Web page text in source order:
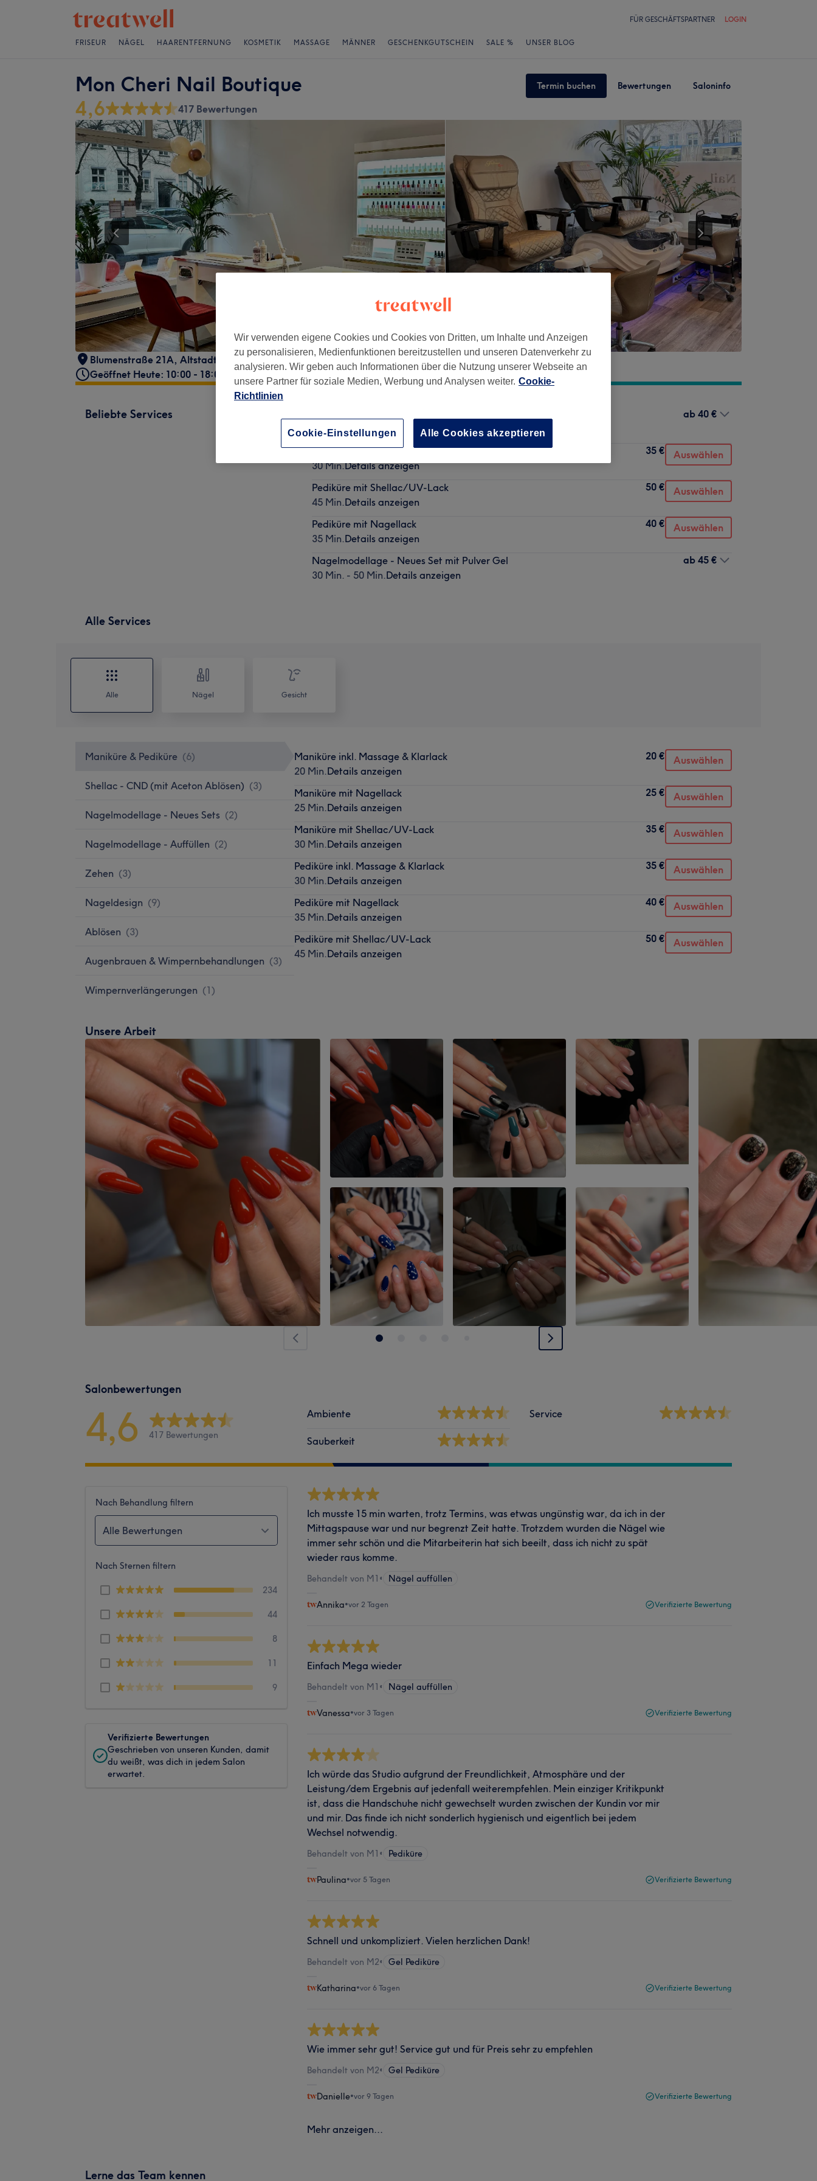
FÜR GESCHÄFTSPARTNER LOGIN
FRISEUR NÄGEL HAARENTFERNUNG KOSMETIK MASSAGE MÄNNER GESCHENKGUTSCHEIN SALE % UNSER BLOG
Mon Cheri Nail Boutique Termin buchen Bewertungen Saloninfo
4,6 417 Bewertungen
Blumenstraße 21A, Altstadt - Lehel, München, 80331
Geöffnet Heute: 10:00 - 18:00
Beliebte Services
30 Min. - 50 Min.Details anzeigen
ab 40 €
Maniküre mit Shellac/UV-Lack
30 Min.Details anzeigen
35 € Auswählen
Pediküre mit Shellac/UV-Lack
45 Min.Details anzeigen
50 € Auswählen
Pediküre mit Nagellack
35 Min.Details anzeigen
40 € Auswählen
Nagelmodellage - Neues Set mit Pulver Gel
30 Min. - 50 Min.Details anzeigen
ab 45 €
Alle Services
Alle Nägel Gesicht
Maniküre & Pediküre (6)
Shellac - CND (mit Aceton Ablösen) (3)
Nagelmodellage - Neues Sets (2)
Nagelmodellage - Auffüllen (2)
Zehen (3)
Nageldesign (9)
Ablösen (3)
Augenbrauen & Wimpernbehandlungen (3)
Wimpernverlängerungen (1)
Maniküre inkl. Massage & Klarlack
20 Min.Details anzeigen
20 € Auswählen
Maniküre mit Nagellack
25 Min.Details anzeigen
25 € Auswählen
Maniküre mit Shellac/UV-Lack
30 Min.Details anzeigen
35 € Auswählen
Pediküre inkl. Massage & Klarlack
30 Min.Details anzeigen
35 € Auswählen
Pediküre mit Nagellack
35 Min.Details anzeigen
40 € Auswählen
Pediküre mit Shellac/UV-Lack
45 Min.Details anzeigen
50 € Auswählen
Unsere Arbeit
Salonbewertungen
4,6 417 Bewertungen
Ambiente
Sauberkeit
Service
Nach Behandlung filtern
Alle Bewertungen
Nach Sternen filtern
234
44
8
11
9
Verifizierte Bewertungen
Geschrieben von unseren Kunden, damit
du weißt, was dich in jedem Salon
erwartet.
Ich musste 15 min warten, trotz Termins, was etwas ungünstig war, da ich in der
Mittagspause war und nur begrenzt Zeit hatte. Trotzdem wurden die Nägel wie
immer sehr schön und die Mitarbeiterin hat sich beeilt, dass ich nicht zu spät
wieder raus komme.
Behandelt von M1 • Nägel auffüllen
Annika•vor 2 Tagen Verifizierte Bewertung
Einfach Mega wieder
Behandelt von M1 • Nägel auffüllen
Vanessa•vor 3 Tagen Verifizierte Bewertung
Ich würde das Studio aufgrund der Freundlichkeit, Atmosphäre und der
Leistung/dem Ergebnis auf jedenfall weiterempfehlen. Mein einziger Kritikpunkt
ist, dass die Handschuhe nicht gewechselt wurden zwischen der Kundin vor mir
und mir. Das finde ich nicht sonderlich hygienisch und eigentlich bei jedem
Wechsel notwendig.
Behandelt von M1 • Pediküre
Paulina•vor 5 Tagen Verifizierte Bewertung
Schnell und unkompliziert. Vielen herzlichen Dank!
Behandelt von M2• Gel Pediküre
Katharina•vor 6 Tagen Verifizierte Bewertung
Wie immer sehr gut! Service gut und für Preis sehr zu empfehlen
Behandelt von M2• Gel Pediküre
Danielle•vor 9 Tagen Verifizierte Bewertung
Mehr anzeigen...
Lerne das Team kennen
Wir verwenden eigene Cookies und Cookies von Dritten, um Inhalte und Anzeigen
zu personalisieren, Medienfunktionen bereitzustellen und unseren Datenverkehr zu
analysieren. Wir geben auch Informationen über die Nutzung unserer Webseite an
unsere Partner für soziale Medien, Werbung und Analysen weiter. Cookie-
Richtlinien
Cookie-Einstellungen Alle Cookies akzeptieren